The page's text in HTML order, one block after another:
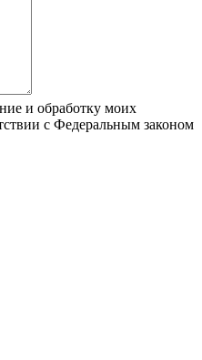
и обработку моих
с Федеральным законом